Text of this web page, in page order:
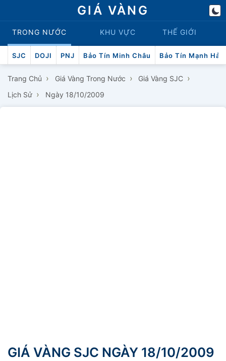
GIÁ VÀNG
TRONG NƯỚC KHU VỰC THẾ GIỚI
SJC DOJI PNJ Bảo Tín Minh Châu Bảo Tín Mạnh Hải
Trang Chủ › Giá Vàng Trong Nước › Giá Vàng SJC ›
Lịch Sử › Ngày 18/10/2009
GIÁ VÀNG SJC NGÀY 18/10/2009